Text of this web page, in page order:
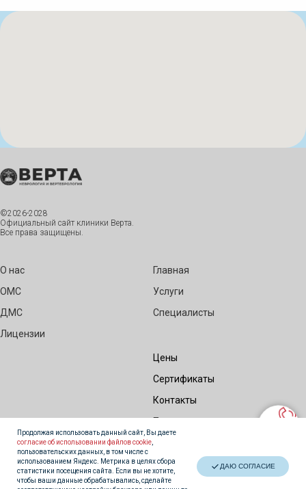
Продолжая использовать данный сайт, Вы даете
согласие об использовании файлов cookie
пользовательских данных, в том числе с
использованием Яндекс. Метрика в целях сбора
статистики посещения сайта. Если вы не хотите,
чтобы ваши данные обрабатывались, сделайте
ДАЮ СОГЛАСИЕ
©2026-2028
Официальный сайт клиники Верта.
Все права защищены.
О нас
ОМС
ДМС
Лицензии
Главная
Услуги
Специалисты
Цены
Сертификаты
Контакты
Правовые документы